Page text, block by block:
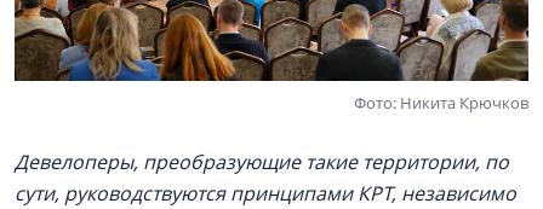
Фото: Никита Крючков
Девелоперы, преобразующие такие территории, по
сути, руководствуются принципами КРТ, независимо